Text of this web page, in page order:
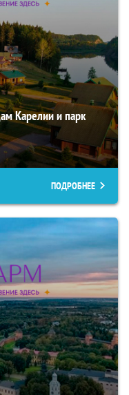
Карелии и парк
ПОДРОБНЕЕ